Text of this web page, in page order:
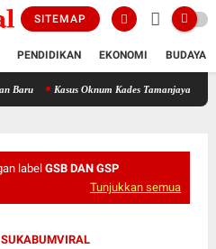
SITEMAP
PENDIDIKAN EKONOMI BUDAYA
Kasus Oknum Kades Tamanjaya Jadi Alarm
label GSB DAN GSP
Tunjukkan semua
SUKABUMVIRAL